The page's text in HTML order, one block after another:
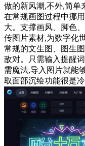
做的新风潮,不外,简单
在常规画图过程中挪
大。支撑画风、脚色
传图片素材,为数字化
常规的文生图、图生
敌对。只需输入提醒
需魔法,导入图片就能
取面部沉绘功能很是冷